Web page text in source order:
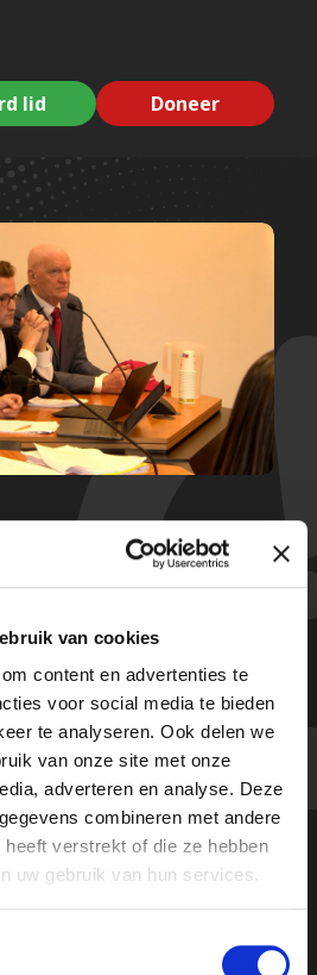
van cookies
content en advertenties te
voor social media te bieden
te analyseren. Ook delen we
van onze site met onze
adverteren en analyse. Deze
combineren met andere
verstrekt of die ze hebben
uw gebruik van hun services.
lid Doneer
Karskens bij
de NPO